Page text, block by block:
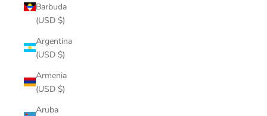
Barbuda
(USD $)
Argentina
(USD $)
Armenia
(USD $)
Aruba